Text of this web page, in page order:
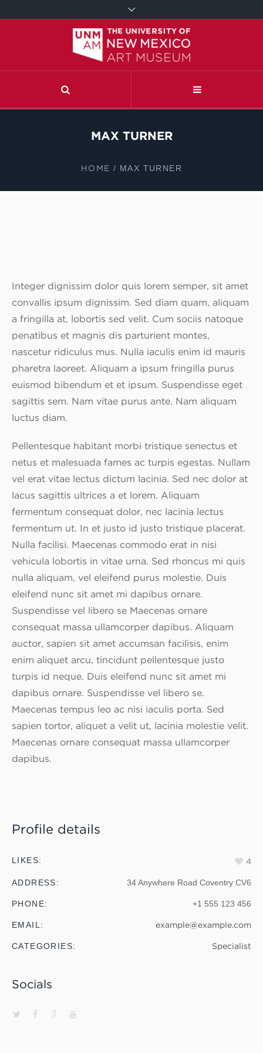
MAX TURNER
HOME / MAX TURNER
Profile details
LIKES: 4
ADDRESS: 34 Anywhere Road Coventry CV6
PHONE: +1 555 123 456
EMAIL: example@example.com
CATEGORIES: Specialist
Socials
Integer dignissim dolor quis lorem semper, sit amet
convallis ipsum dignissim. Sed diam quam, aliquam
a fringilla at, lobortis sed velit. Cum sociis natoque
penatibus et magnis dis parturient montes,
nascetur ridiculus mus. Nulla iaculis enim id mauris
pharetra laoreet. Aliquam a ipsum fringilla purus
euismod bibendum et et ipsum. Suspendisse eget
sagittis sem. Nam vitae purus ante. Nam aliquam
luctus diam.
Pellentesque habitant morbi tristique senectus et
netus et malesuada fames ac turpis egestas. Nullam
vel erat vitae lectus dictum lacinia. Sed nec dolor at
lacus sagittis ultrices a et lorem. Aliquam
fermentum consequat dolor, nec lacinia lectus
fermentum ut. In et justo id justo tristique placerat.
Nulla facilisi. Maecenas commodo erat in nisi
vehicula lobortis in vitae urna. Sed rhoncus mi quis
nulla aliquam, vel eleifend purus molestie. Duis
eleifend nunc sit amet mi dapibus ornare.
Suspendisse vel libero se Maecenas ornare
consequat massa ullamcorper dapibus. Aliquam
auctor, sapien sit amet accumsan facilisis, enim
enim aliquet arcu, tincidunt pellentesque justo
turpis id neque. Duis eleifend nunc sit amet mi
dapibus ornare. Suspendisse vel libero se.
Maecenas tempus leo ac nisi iaculis porta. Sed
sapien tortor, aliquet a velit ut, lacinia molestie velit.
Maecenas ornare consequat massa ullamcorper
dapibus.